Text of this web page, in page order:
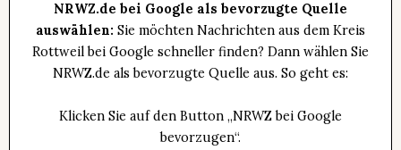
NRWZ.de bei Google als bevorzugte Quelle
auswählen: Sie möchten Nachrichten aus dem Kreis
Rottweil bei Google schneller finden? Dann wählen Sie
NRWZ.de als bevorzugte Quelle aus. So geht es:
Klicken Sie auf den Button „NRWZ bei Google
bevorzugen“.